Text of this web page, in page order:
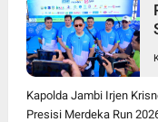
Kapolda Jambi Irjen
Presisi Merdeka Run